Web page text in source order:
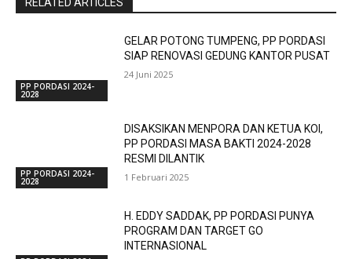
PP PORDASI 2024-
2028
GELAR POTONG TUMPENG, PP PORDASI
SIAP RENOVASI GEDUNG KANTOR PUSAT
24 Juni 2025
PP PORDASI 2024-
2028
DISAKSIKAN MENPORA DAN KETUA KOI,
PP PORDASI MASA BAKTI 2024-2028
RESMI DILANTIK
1 Februari 2025
H. EDDY SADDAK, PP PORDASI PUNYA
PROGRAM DAN TARGET GO
INTERNASIONAL